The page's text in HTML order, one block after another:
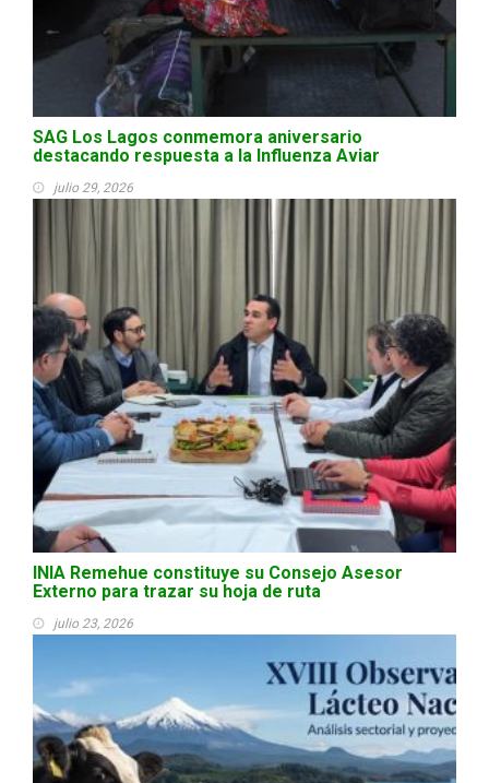
SAG Los Lagos conmemora aniversario
destacando respuesta a la Influenza Aviar
julio 29, 2026
INIA Remehue constituye su Consejo Asesor
Externo para trazar su hoja de ruta
julio 23, 2026